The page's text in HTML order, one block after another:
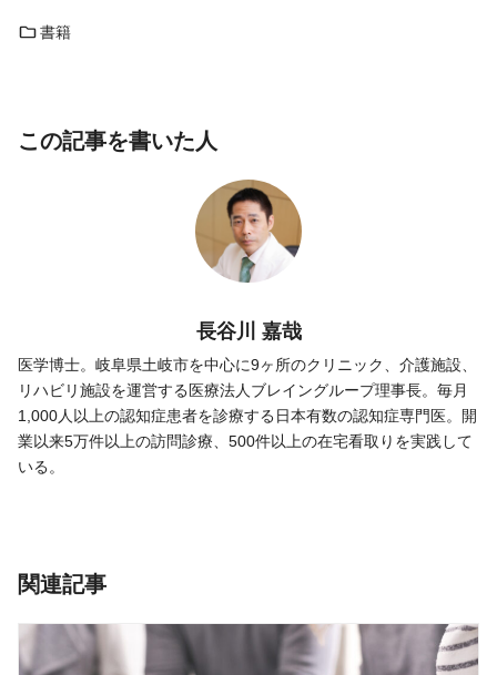
書籍
この記事を書いた人
長谷川 嘉哉
医学博士。岐阜県土岐市を中心に9ヶ所のクリニック、介護施設、
リハビリ施設を運営する医療法人ブレイングループ理事長。毎月
1,000人以上の認知症患者を診療する日本有数の認知症専門医。開
業以来5万件以上の訪問診療、500件以上の在宅看取りを実践して
いる。
関連記事